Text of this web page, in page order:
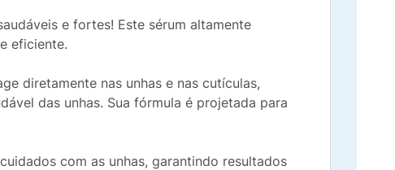
e fortes! Este sérum altamente
eficiente.
diretamente nas unhas e nas cutículas,
das unhas. Sua fórmula é projetada para
com as unhas, garantindo resultados